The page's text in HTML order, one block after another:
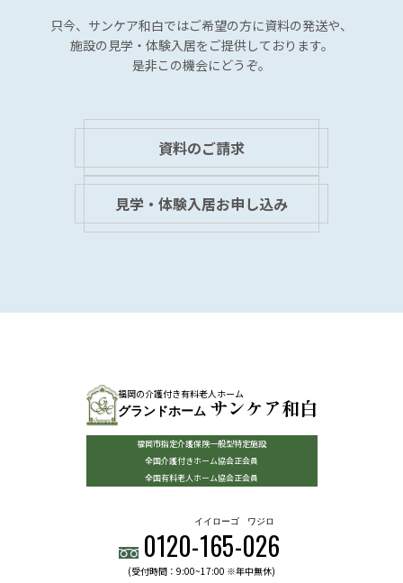
只今、サンケア和白ではご希望の方に資料の発送や、
施設の見学・体験入居をご提供しております。
是非この機会にどうぞ。
資料のご請求
見学・体験入居お申し込み
福岡の介護付き有料老人ホーム
グランドホーム サンケア和白
福岡市指定介護保険一般型特定施設
全国介護付きホーム協会正会員
全国有料老人ホーム協会正会員
0120-165
イイローゴ
-026
ワジロ
(受付時間：9:00~17:00 ※年中無休)